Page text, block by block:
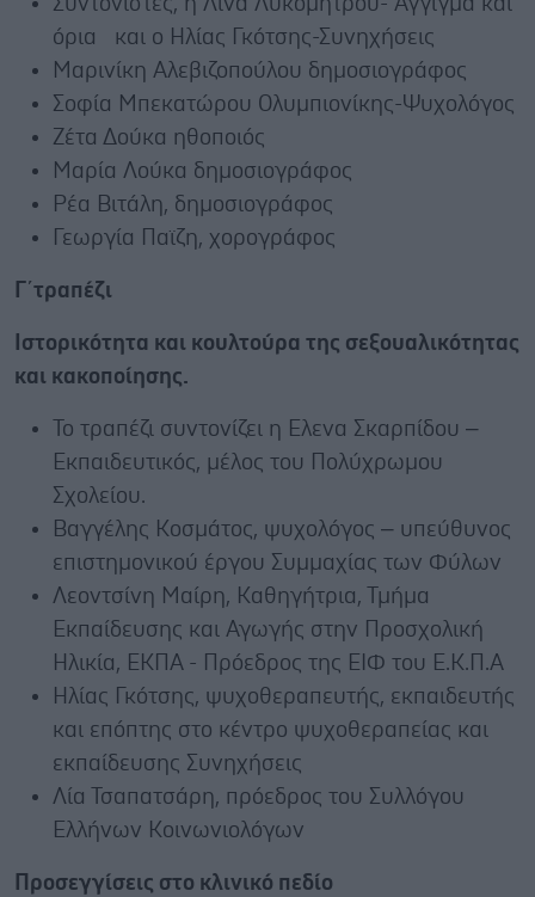
όρια και ο Ηλίας Γκότσης-Συνηχήσεις
Μαρινίκη Αλεβιζοπούλου δημοσιογράφος
Σοφία Μπεκατώρου Ολυμπιονίκης-Ψυχολόγος
Ζέτα Δούκα ηθοποιός
Μαρία Λούκα δημοσιογράφος
Ρέα Βιτάλη, δημοσιογράφος
Γεωργία Παϊζη, χορογράφος
Γ΄τραπέζι
Ιστορικότητα και κουλτούρα της σεξουαλικότητας
και κακοποίησης.
Το τραπέζι συντονίζει η Eλενα Σκαρπίδου –
Εκπαιδευτικός, μέλος του Πολύχρωμου
Σχολείου.
Βαγγέλης Κοσμάτος, ψυχολόγος – υπεύθυνος
επιστημονικού έργου Συμμαχίας των Φύλων
Λεοντσίνη Μαίρη, Καθηγήτρια, Τμήμα
Εκπαίδευσης και Αγωγής στην Προσχολική
Ηλικία, ΕΚΠΑ - Πρόεδρος της ΕΙΦ του Ε.Κ.Π.Α
Ηλίας Γκότσης, ψυχοθεραπευτής, εκπαιδευτής
και επόπτης στο κέντρο ψυχοθεραπείας και
εκπαίδευσης Συνηχήσεις
Λία Τσαπατσάρη, πρόεδρος του Συλλόγου
Ελλήνων Κοινωνιολόγων
Προσεγγίσεις στο κλινικό πεδίο